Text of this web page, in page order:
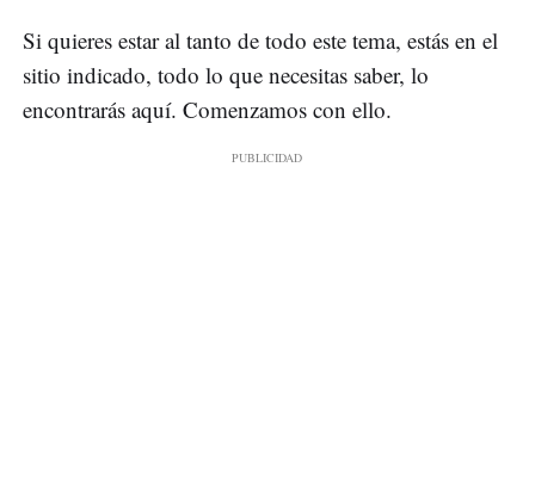
Si quieres estar al tanto de todo este tema, estás en el
sitio indicado, todo lo que necesitas saber, lo
encontrarás aquí. Comenzamos con ello.